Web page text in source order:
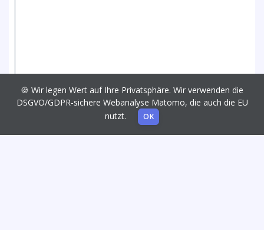
🍪 Wir legen Wert auf Ihre Privatsphäre. Wir verwenden die
DSGVO/GDPR-sichere Webanalyse Matomo, die auch die EU
nutzt.
OK